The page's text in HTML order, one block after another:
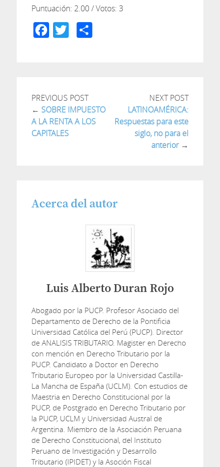
Puntuación: 2.00/ Votos: 3
Facebook
TwitterCompartir
PREVIOUS POST
← SOBRE IMPUESTO
A LA RENTA A LOS
CAPITALES
NEXT POST
LATINOAMÉRICA:
Respuestas para este
siglo, no para el
anterior→
Acerca del autor
Luis Alberto Duran Rojo
Abogado por la PUCP. Profesor Asociado del
Departamento de Derecho de la Pontificia
Universidad Católica del Perú (PUCP). Director
de ANALISIS TRIBUTARIO. Magister en Derecho
con mención en Derecho Tributario por la
PUCP. Candidato a Doctor en Derecho
Tributario Europeo por la Universidad Castilla-
La Mancha de España (UCLM). Con estudios de
Maestria en Derecho Constitucional por la
PUCP, de Postgrado en Derecho Tributario por
la PUCP, UCLM y Universidad Austral de
Argentina. Miembro de la Asociación Peruana
de Derecho Constitucional, del Instituto
Peruano de Investigación y Desarrollo
Tributario (IPIDET) y la Asoción Fiscal